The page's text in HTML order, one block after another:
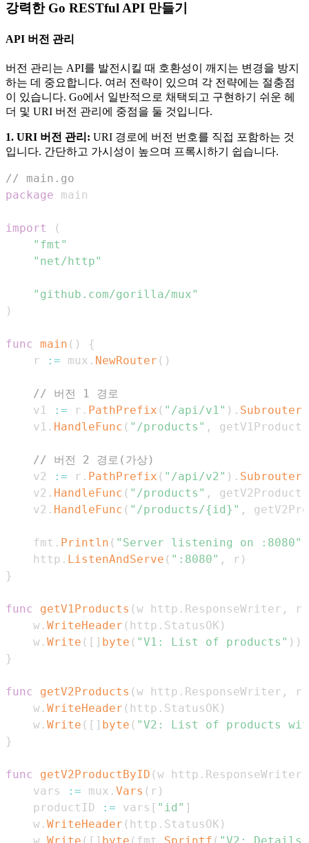
강력한 Go RESTful API 만들기
API 버전 관리
버전 관리는 API를 발전시킬 때 호환성이 깨지는 변경을 방지
하는 데 중요합니다. 여러 전략이 있으며 각 전략에는 절충점
이 있습니다. Go에서 일반적으로 채택되고 구현하기 쉬운 헤
더 및 URI 버전 관리에 중점을 둘 것입니다.
1. URI 버전 관리: URI 경로에 버전 번호를 직접 포함하는 것
입니다. 간단하고 가시성이 높으며 프록시하기 쉽습니다.
// main.go
package
import
(
"fmt"
"net/http"
"github.com/gorilla/mux"
)
func main ( )
{
	r
:= mux . NewRouter ( )
// 버전 1 경로
	v1
:= r . PathPrefix ( "/api/v1" ) . Subrouter
	v1
. HandleFunc ( "/products" , getV1Products
// 버전 2 경로(가상)
	v2
:= r . PathPrefix ( "/api/v2" ) . Subrouter
	v2
. HandleFunc ( "/products" ,
getV2Products
	v2
. HandleFunc ( "/products/{id}" ,
	fmt
. Println ( "Server listening on :8080"
	http
. ListenAndServe ( ":8080" , r )
}
func getV1Products (w http . ResponseWriter ,
r
	w
. WriteHeader ( http . StatusOK )
	w
. Write ( [ ] byte ( "V1: List of products" ) )
}
func getV2Products (w http . ResponseWriter ,
r
	w
. WriteHeader ( http . StatusOK )
	w
. Write ( [ ] byte ( "V2: List of products
}
func getV2ProductByID (w http . ResponseWriter
	vars
:= mux . Vars ( r )
	productID
:= vars [ "id" ]
	w
. WriteHeader ( http . StatusOK )